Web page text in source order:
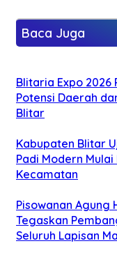
Baca Juga
Blitaria Expo 2026
Potensi Daerah
Blitar
Kabupaten Blitar
Padi Modern
Kecamatan
Pisowanan Agung
Tegaskan
Seluruh Lapisan